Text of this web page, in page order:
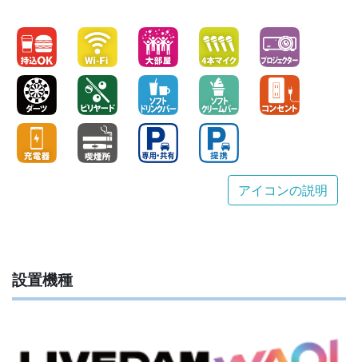
アイコンの説明
設置機種